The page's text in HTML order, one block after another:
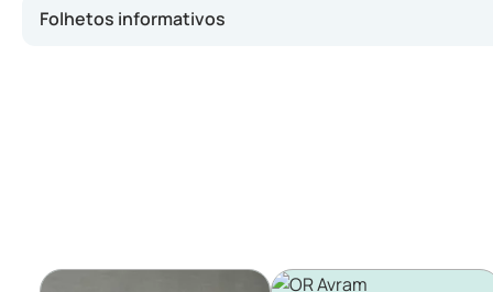
Folhetos informativos